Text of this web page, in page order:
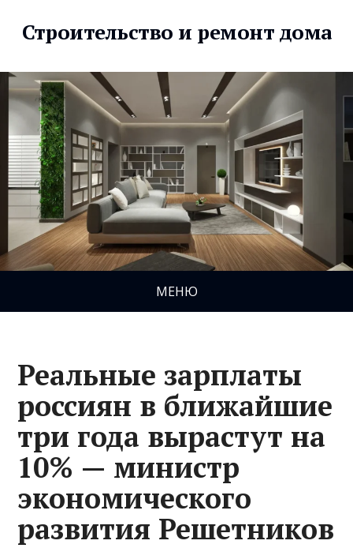
Строительство и ремонт дома
МЕНЮ
Реальные зарплаты
россиян в ближайшие
три года вырастут на
10% — министр
экономического
развития Решетников